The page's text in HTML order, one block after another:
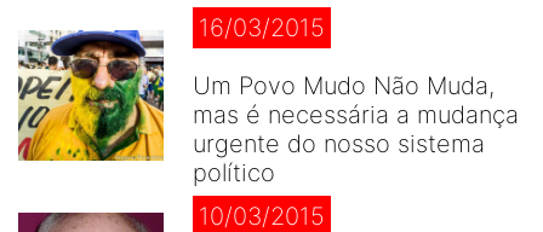
16/03/2015
Um Povo Mudo Não Muda,
mas é necessária a mudança
urgente do nosso sistema
político
10/03/2015